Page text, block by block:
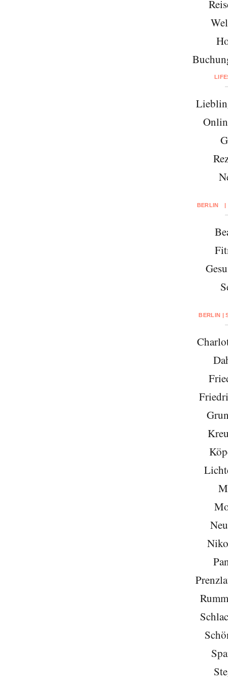
BERLIN
BERLIN |